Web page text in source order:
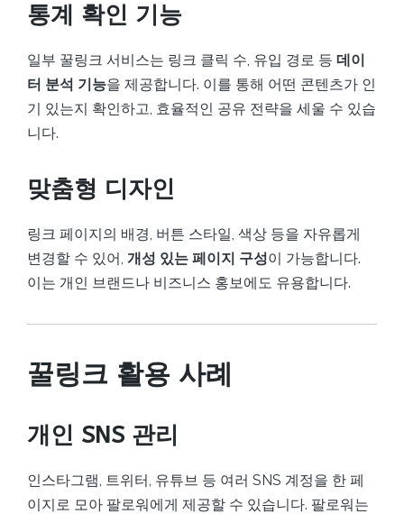
통계 확인 기능
일부 꿀링크 서비스는 링크 클릭 수, 유입 경로 등 데이
터 분석 기능을 제공합니다. 이를 통해 어떤 콘텐츠가 인
기 있는지 확인하고, 효율적인 공유 전략을 세울 수 있습
니다.
맞춤형 디자인
링크 페이지의 배경, 버튼 스타일, 색상 등을 자유롭게
변경할 수 있어, 개성 있는 페이지 구성이 가능합니다.
이는 개인 브랜드나 비즈니스 홍보에도 유용합니다.
꿀링크 활용 사례
개인 SNS 관리
인스타그램, 트위터, 유튜브 등 여러 SNS 계정을 한 페
이지로 모아 팔로워에게 제공할 수 있습니다. 팔로워는